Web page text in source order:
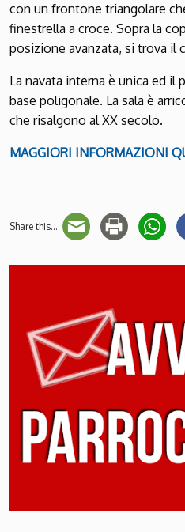
con un frontone triangolare
finestrella a croce. Sopra la
posizione avanzata, si trova il
La navata interna è unica ed il
base poligonale. La sala è
che risalgono al XX secolo.
MAGGIORI INFORMAZIONI
Share this...